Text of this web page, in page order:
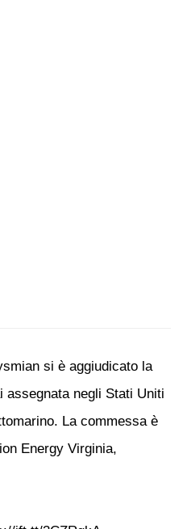
si è aggiudicato la
assegnata negli Stati Uniti
La commessa è
Energy Virginia,